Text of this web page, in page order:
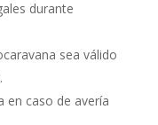
durante
sea válido
en caso de avería